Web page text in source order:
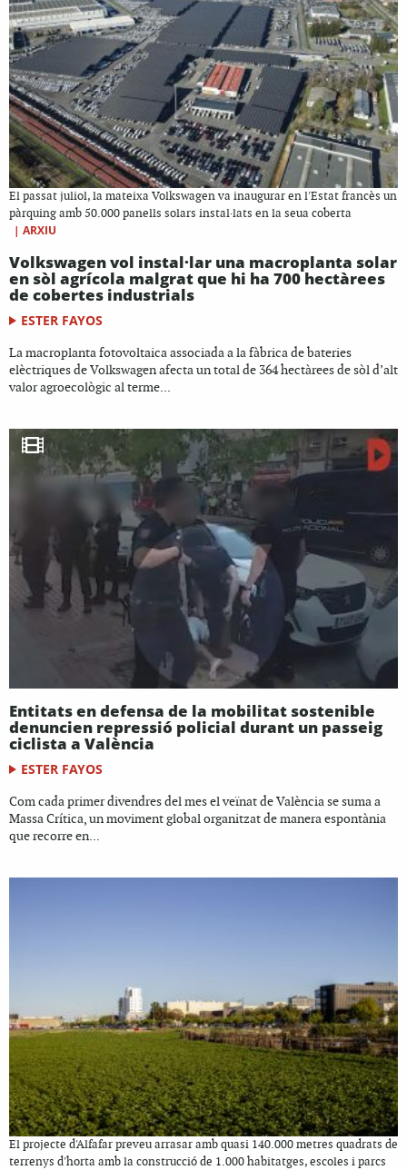
El passat juliol, la mateixa Volkswagen va inaugurar en l'Estat francès un
pàrquing amb 50.000 panells solars instal·lats en la seua coberta
| ARXIU
Volkswagen vol instal·lar una macroplanta solar
en sòl agrícola malgrat que hi ha 700 hectàrees
de cobertes industrials
ESTER FAYOS
La macroplanta fotovoltaica associada a la fàbrica de bateries
elèctriques de Volkswagen afecta un total de 364 hectàrees de sòl d’alt
valor agroecològic al terme...
Entitats en defensa de la mobilitat sostenible
denuncien repressió policial durant un passeig
ciclista a València
ESTER FAYOS
Com cada primer divendres del mes el veïnat de València se suma a
Massa Crítica, un moviment global organitzat de manera espontània
que recorre en...
El projecte d'Alfafar preveu arrasar amb quasi 140.000 metres quadrats de
terrenys d'horta amb la construcció de 1.000 habitatges, escoles i parcs